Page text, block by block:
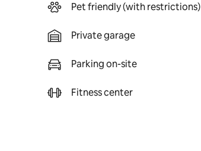
Pet friendly (with restrictions)
Private garage
Parking on-site
Fitness center